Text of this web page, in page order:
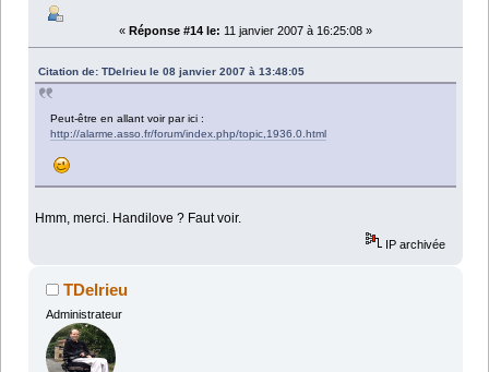
« Réponse #14 le: 11 janvier 2007 à 16:25:08 »
Citation de: TDelrieu le 08 janvier 2007 à 13:48:05
Peut-être en allant voir par ici :
http://alarme.asso.fr/forum/index.php/topic,1936.0.html
Hmm, merci. Handilove ? Faut voir.
IP archivée
TDelrieu
Administrateur